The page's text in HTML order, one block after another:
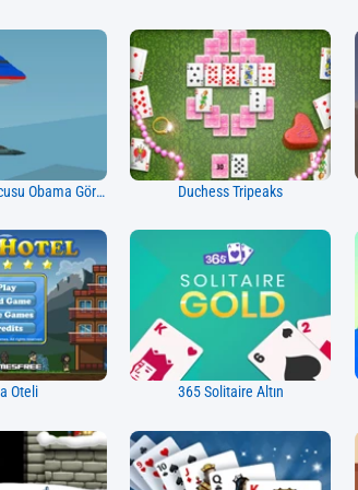
Bailout Savunucusu Obama Görevi Duchess Tripeaks
Oteli 365 Solitaire Altın